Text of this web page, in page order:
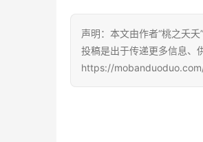
声明：本文由作者“桃之夭
投稿是出于传递更多信息、
https://